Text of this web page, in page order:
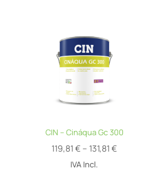
CIN – Cináqua Gc 300
119,81€ – 131,81€Price
IVA Incl.